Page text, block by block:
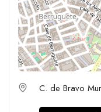
C. de Bravo